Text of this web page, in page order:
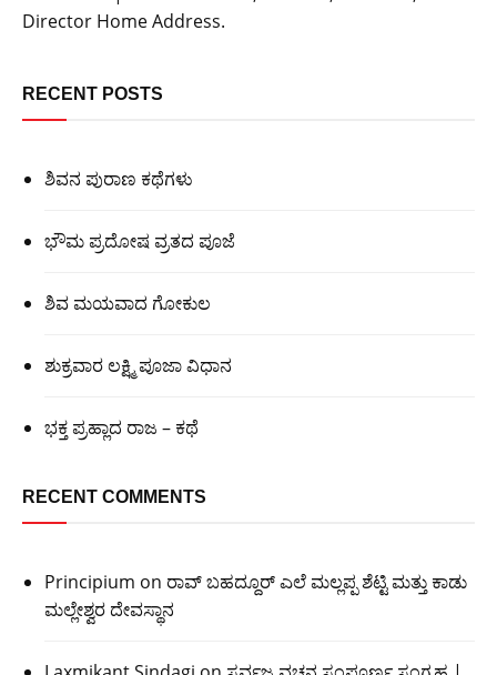
Director Home Address.
RECENT POSTS
ಶಿವನ ಪುರಾಣ ಕಥೆಗಳು
ಭೌಮ ಪ್ರದೋಷ ವ್ರತದ ಪೂಜೆ
ಶಿವ ಮಯವಾದ ಗೋಕುಲ
ಶುಕ್ರವಾರ ಲಕ್ಷ್ಮಿ ಪೂಜಾ ವಿಧಾನ
ಭಕ್ತ ಪ್ರಹ್ಲಾದ ರಾಜ – ಕಥೆ
RECENT COMMENTS
Principium on ರಾವ್ ಬಹದ್ದೂರ್ ಎಲೆ ಮಲ್ಲಪ್ಪ ಶೆಟ್ಟಿ ಮತ್ತು ಕಾಡು
ಮಲ್ಲೇಶ್ವರ ದೇವಸ್ಥಾನ